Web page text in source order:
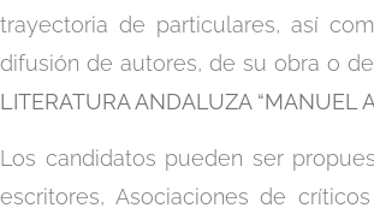
trayectoria de particulares, así
difusión de autores, de su obra o
LITERATURA ANDALUZA “MANUEL
Los candidatos pueden ser
escritores, Asociaciones de